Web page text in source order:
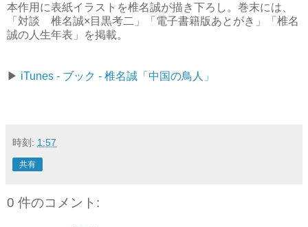
本作用に表紙イラストを椎名誠が描き下ろし。巻末には、
「対談 椎名誠×目黒考二」「電子書籍版あとがき」「椎名
誠の人生年表」を掲載。
▶ iTunes - ブック - 椎名誠「中国の鳥人」
時刻: 1:57
共有
0 件のコメント: